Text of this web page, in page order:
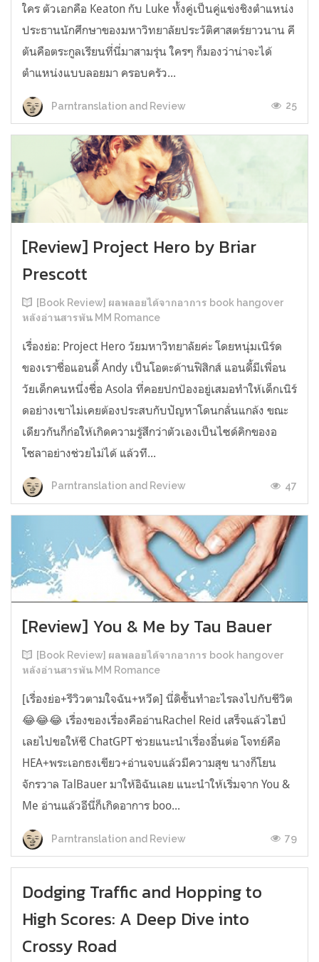
ใคร ตัวเอกคือ Keaton กับ Luke ทั้งคู่เป็นคู่แข่งชิงตำแหน่ง
ประธานนักศึกษาของมหาวิทยาลัยประวัติศาสตร์ยาวนาน คี
ตันคือตระกูลเรียนที่นี่มาสามรุ่น ใครๆ ก็มองว่าน่าจะได้
ตำแหน่งแบบลอยมา ครอบครัว...
Parntranslation and Review 25
[Review] Project Hero by Briar
Prescott
[Book Review] ผลพลอยได้จากอาการ book hangover
หลังอ่านสารพัน MM Romance
เรื่องย่อ: Project Hero วัยมหาวิทยาลัยค่ะ โดยหนุ่มเนิร์ด
ของเราชื่อแอนดี้ Andy เป็นโอตะด้านฟิสิกส์ แอนดี้มีเพื่อน
วัยเด็กคนหนึ่งชื่อ Asola ที่คอยปกป้องอยู่เสมอทำให้เด็กเนิร์
ดอย่างเขาไม่เคยต้องประสบกับปัญหาโดนกลั่นแกล้ง ขณะ
เดียวกันก็ก่อให้เกิดความรู้สึกว่าตัวเองเป็นไซด์คิกของอ
โซลาอย่างช่วยไม่ได้ แล้วที...
Parntranslation and Review 47
[Review] You & Me by Tau Bauer
[Book Review] ผลพลอยได้จากอาการ book hangover
หลังอ่านสารพัน MM Romance
[เรื่องย่อ+รีวิวตามใจฉัน+หวีด] นี่ดิชั้นทำอะไรลงไปกับชีวิต
😂😂😂 เรื่องของเรื่องคืออ่านRachel Reid เสร็จแล้วไฮป์
เลยไปขอให้ชี ChatGPT ช่วยแนะนำเรื่องอื่นต่อ โจทย์คือ
HEA+พระเอกธงเขียว+อ่านจบแล้วมีความสุข นางก็โยน
จักรวาล TalBauer มาให้อิฉันเลย แนะนำให้เริ่มจาก You &
Me อ่านแล้วอีนี่ก็เกิดอาการ boo...
Parntranslation and Review 79
Dodging Traffic and Hopping to
High Scores: A Deep Dive into
Crossy Road